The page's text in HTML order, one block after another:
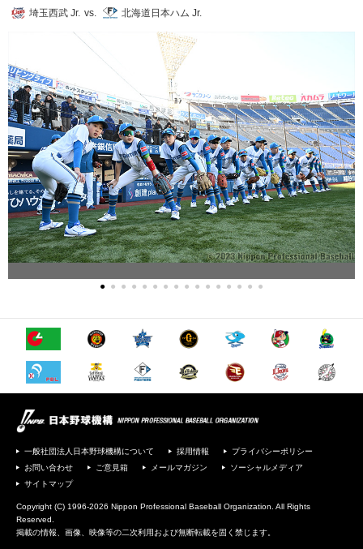
埼玉西武 Jr. vs. 北海道日本ハム Jr.
● ● ● ● ● ● ● ● ● ● ● ● ● ● ● ●
一般社団法人日本野球機構について 採用情報
プライバシーポリシー
お問い合わせ
ご意見箱 メールマガジン
ソーシャルメディア
サイトマップ
Copyright (C) 1996-2026 Nippon Professional Baseball Organization. All Rights
Reserved.
掲載の情報、画像、映像等の二次利用および無断転載を固く禁じます。